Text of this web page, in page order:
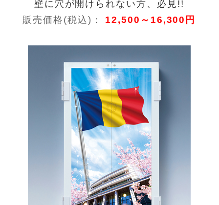
壁に穴が開けられない方、必見!!
販売価格(税込)： 12,500～16,300円